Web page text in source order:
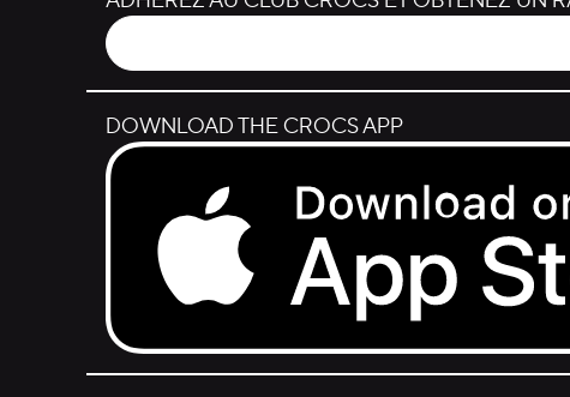
DOWNLOAD THE CROCS APP
Download on the App Store.